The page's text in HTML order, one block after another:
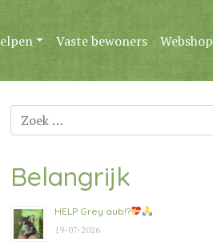
Vaste bewoners Webshop
Zoek
naar:
Belangrijk
HELP Grey aub!?
19-07-2026